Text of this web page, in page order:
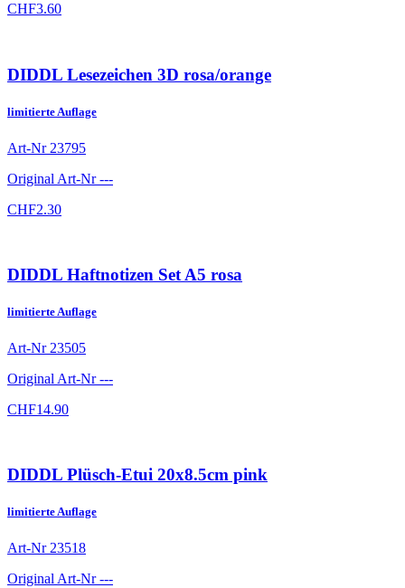
CHF3.60
DIDDL Lesezeichen 3D rosa/orange
limitierte Auflage
Art-Nr 23795
Original Art-Nr---
CHF2.30
DIDDL Haftnotizen Set A5 rosa
limitierte Auflage
Art-Nr 23505
Original Art-Nr---
CHF14.90
DIDDL Plüsch-Etui 20x8.5cm pink
limitierte Auflage
Art-Nr 23518
Original Art-Nr---